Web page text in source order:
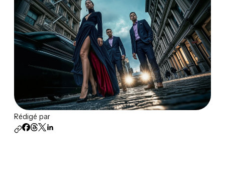
Rédigé par